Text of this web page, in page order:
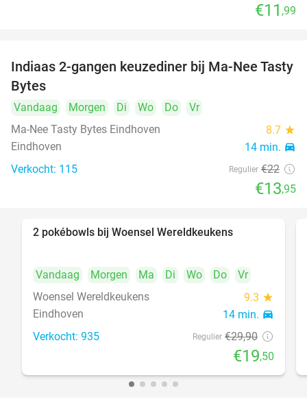
€11 ,99
37%
Indiaas 2-gangen keuzediner bij Ma-Nee Tasty
Bytes
Vandaag Morgen Di Wo Do
Vr
Ma-Nee Tasty Bytes Eindhoven
8.7 star
Eindhoven 14 min. directions_car
Verkocht: 115 Regulier €22
€13,95
2 pokébowls bij Woensel Wereldkeukens
Vandaag Morgen Ma Di Wo Do
Vr
Woensel Wereldkeukens
9.3 star
Eindhoven 14 min. directions_car
Verkocht: 935 Regulier €29,90
€19,50